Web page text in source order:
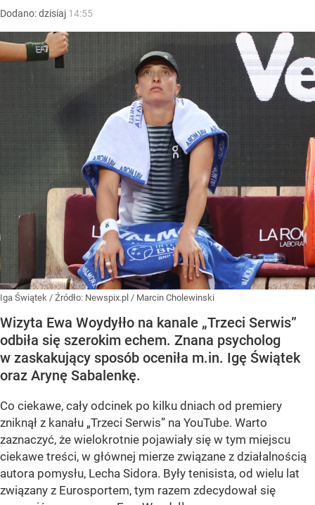
Dodano:dzisiaj 14:55
Iga Świątek / Źródło: Newspix.pl / Marcin Cholewinski
Wizyta Ewa Woydyłło na kanale „Trzeci Serwis”
odbiła się szerokim echem. Znana psycholog
w zaskakujący sposób oceniła m.in. Igę Świątek
oraz Arynę Sabalenkę.
Co ciekawe, cały odcinek po kilku dniach od premiery
zniknął z kanału „Trzeci Serwis” na YouTube. Warto
zaznaczyć, że wielokrotnie pojawiały się w tym miejscu
ciekawe treści, w głównej mierze związane z działalnością
autora pomysłu, Lecha Sidora. Były tenisista, od wielu lat
związany z Eurosportem, tym razem zdecydował się